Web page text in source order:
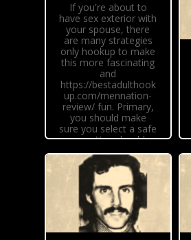
If you're about to
have sex exterior with
your spouse, there
are many strategies
only hookup to make
this more fascinating
and
https://bestadulthook
up.com/mennation-
review/ fun. Primary,
you should make
sure you select a safe
area. You should
make sure you're not
in a...